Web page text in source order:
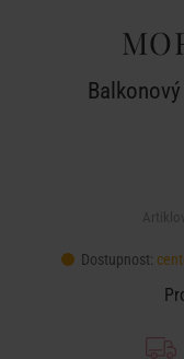
Dostupnost: